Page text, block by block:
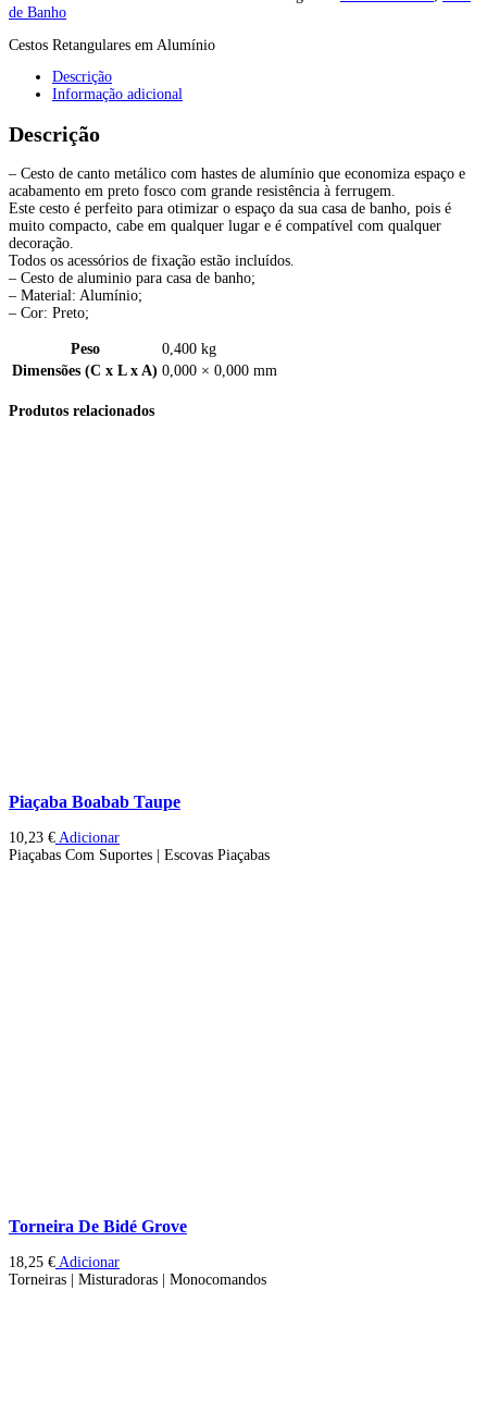
de Banho
Cestos Retangulares em Alumínio
Descrição
Informação adicional
Descrição
– Cesto de canto metálico com hastes de alumínio que economiza espaço e
acabamento em preto fosco com grande resistência à ferrugem.
Este cesto é perfeito para otimizar o espaço da sua casa de banho, pois é
muito compacto, cabe em qualquer lugar e é compatível com qualquer
decoração.
Todos os acessórios de fixação estão incluídos.
– Cesto de aluminio para casa de banho;
– Material: Alumínio;
– Cor: Preto;
Peso
0,400 kg
Dimensões (C x L x A) 0,000 × 0,000 mm
Produtos relacionados
Piaçaba Boabab Taupe
10,23 € Adicionar
Piaçabas Com Suportes | Escovas Piaçabas
Torneira De Bidé Grove
18,25 € Adicionar
Torneiras | Misturadoras | Monocomandos